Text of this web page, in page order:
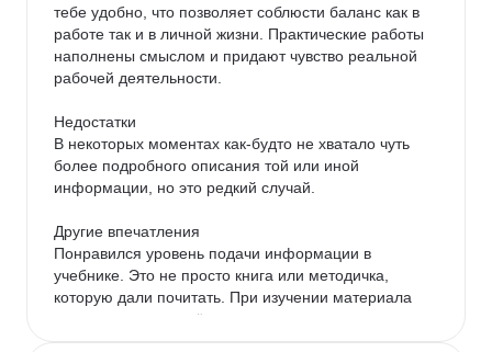
тебе удобно, что позволяет соблюсти баланс как в
работе так и в личной жизни. Практические работы
наполнены смыслом и придают чувство реальной
рабочей деятельности.
Недостатки
В некоторых моментах как-будто не хватало чуть
более подробного описания той или иной
информации, но это редкий случай.
Другие впечатления
Понравился уровень подачи информации в
учебнике. Это не просто книга или методичка,
которую дали почитать. При изучении материала
есть и мини тренажёры, которые помогают